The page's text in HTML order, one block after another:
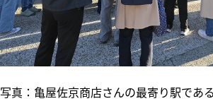
写真：亀屋佐京商店さんの最寄り駅であ